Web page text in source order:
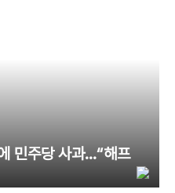
민주당 사과…“해프